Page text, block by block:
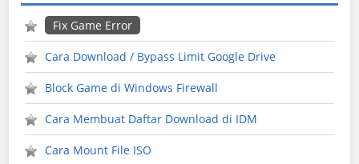
Fix Game Error
Cara Download / Bypass Limit Google Drive
Block Game di Windows Firewall
Cara Membuat Daftar Download di IDM
Cara Mount File ISO